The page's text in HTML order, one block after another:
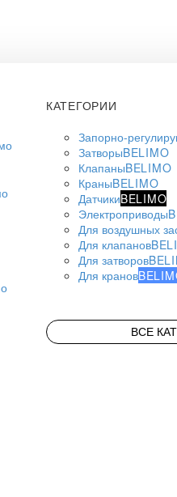
КАТЕГОРИИ
Запорно-
ЗатворыBELIMO
КлапаныBELIMO
КраныBELIMO
ДатчикиBELIMO
Электроприводы
Для воздушных
Для клапанов
Для затворов
Для кранов
ВСЕ